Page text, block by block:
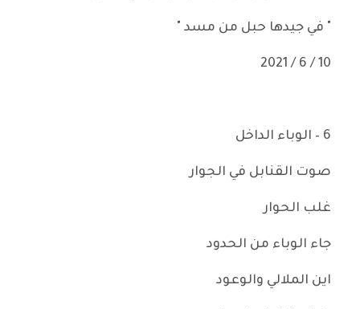
" في جيدها حبل من مسد "
10 / 6 / 2021
6 – الوباء الداخل
صوت القنابل في الجوار
غلب الحوار
جاء الوباء من الحدود
اين الملالي والوعود